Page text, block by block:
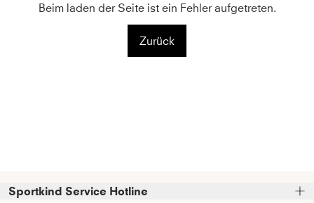
Beim laden der Seite ist ein Fehler aufgetreten.
Zurück
Sportkind Service Hotline